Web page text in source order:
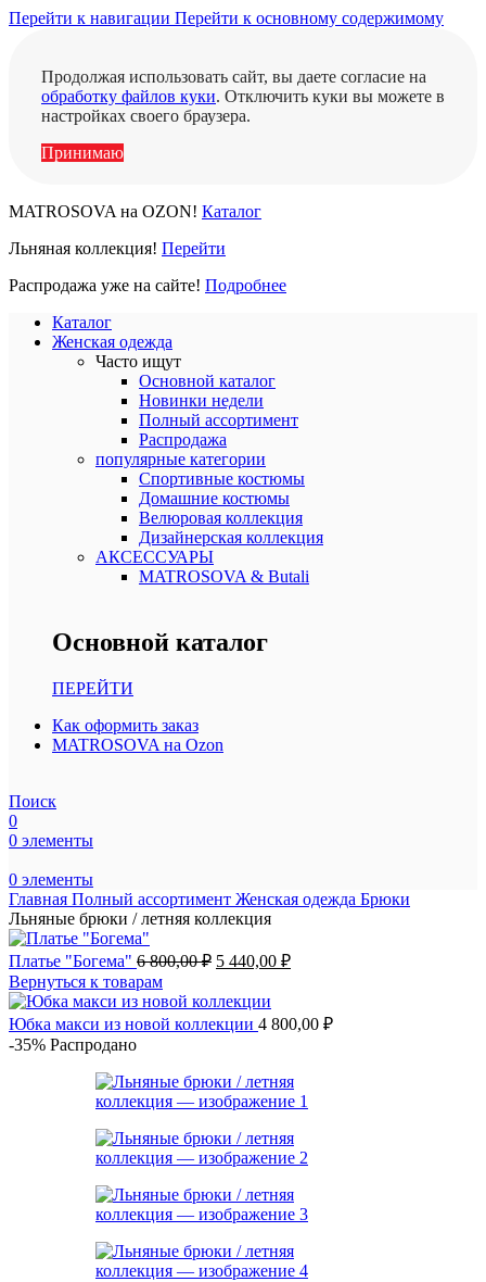
Перейти к навигации Перейти к основному содержимому
Продолжая использовать сайт, вы даете согласие на
обработку файлов куки. Отключить куки вы можете в
настройках своего браузера.
Принимаю
MATROSOVA на OZON! Каталог
Льняная коллекция! Перейти
Распродажа уже на сайте! Подробнее
Каталог
Женская одежда
Часто ищут
Основной каталог
Новинки недели
Полный ассортимент
Распродажа
популярные категории
Спортивные костюмы
Домашние костюмы
Велюровая коллекция
Дизайнерская коллекция
АКСЕССУАРЫ
MATROSOVA & Butali
Основной каталог
ПЕРЕЙТИ
Как оформить заказ
MATROSOVA на Ozon
Поиск
0
0 элементы
0 элементы
Главная Полный ассортимент Женская одежда Брюки
Льняные брюки / летняя коллекция
Платье "Богема" 6 800,00₽ Первоначальная
составляла
6
800,00 ₽.
5 440,00 ₽Текущая
440,00 ₽.
Вернуться к товарам
Юбка макси из новой коллекции 4 800,00 ₽
-35% Распродано